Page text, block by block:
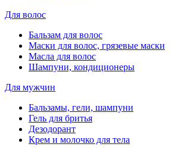
Для волос
Бальзам для волос
Маски для волос, грязевые маски
Масла для волос
Шампуни, кондиционеры
Для мужчин
Бальзамы, гели, шампуни
Гель для бритья
Дезодорант
Крем и молочко для тела